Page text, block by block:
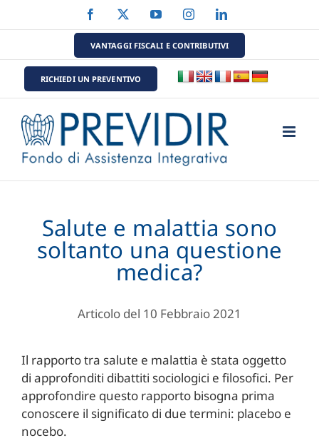
al
Facebook YouTubeInstagramLinkedIn
VANTAGGI FISCALI E CONTRIBUTIVI
RICHIEDI UN PREVENTIVO
Salute e malattia sono
soltanto una questione
medica?
Articolo del 10 Febbraio 2021
Il rapporto tra salute e malattia è stata oggetto
di approfonditi dibattiti sociologici e filosofici. Per
approfondire questo rapporto bisogna prima
conoscere il significato di due termini: placebo e
nocebo.